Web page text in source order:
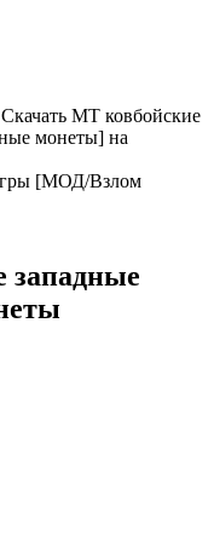
MT ковбойские
монеты] на
западные